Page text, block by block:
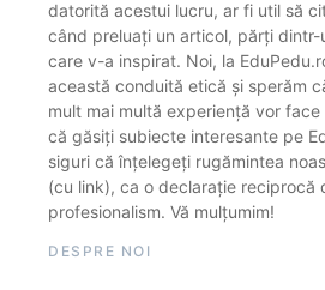
datorită acestui lucru, ar fi util să
când preluați un articol, părți dintr-
care v-a inspirat. Noi, la
această conduită etică și sperăm
mult mai multă experiență vor
că găsiți subiecte interesante pe
siguri că înțelegeți rugămintea
(cu link), ca o declarație reciprocă
profesionalism. Vă mulțumim!
DESPRE NOI